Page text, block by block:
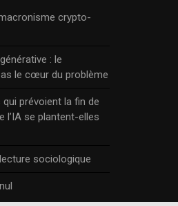
crypto-
: le
le cœur du problème
prévoient la fin de
l’IA se plantent-elles
sociologique